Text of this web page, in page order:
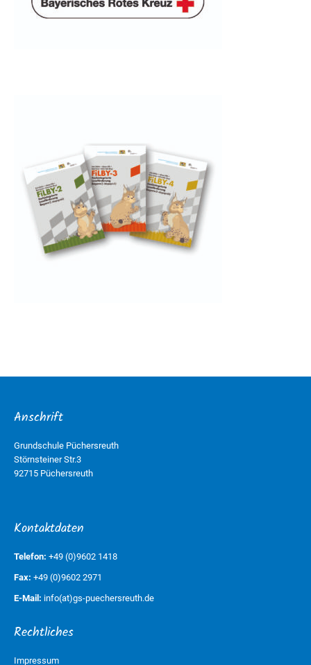
Anschrift
Grundschule Püchersreuth
Störnsteiner Str.3
92715 Püchersreuth
Kontaktdaten
Telefon: +49 (0)9602 1418
Fax: +49 (0)9602 2971
E-Mail: info(at)gs-puechersreuth.de
Rechtliches
Impressum